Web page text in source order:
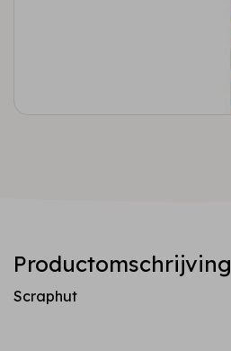
Productomschrijving
Scraphut